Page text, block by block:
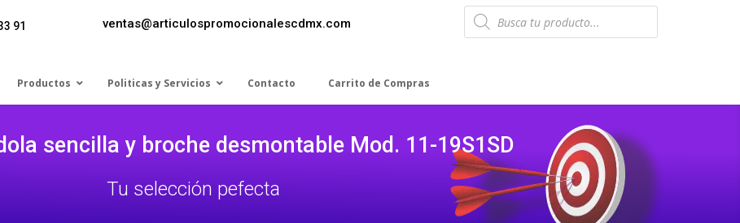
91 ventas@articulospromocionalescdmx.com
Products
search
Productos Politicas y Servicios Contacto Carrito de Compras
sencilla y broche desmontable Mod. 11-19S1SD
Tu selección pefecta